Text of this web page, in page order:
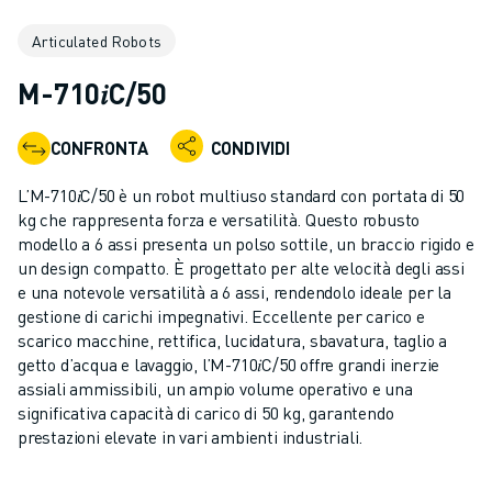
GAMMA ROBOTICA
ACCESSORI PER ROBOT
SOFTWARE ROBOTICO
SOFTWARE DI SIMULAZIONE
PRODOTTI DI ROBOTICA PER EDUCATION
AUTOMAZIONE ROBOTICA
ROBOT DI SALDATURA AD ARCO
ROBOT ANTROPOMORFI
SERIE ARC MATE
SERIE M-900
ROBOT DELTA
ROBOT PER ALIMENTI E CAMERE BIANCHE
ROBOT PER LA VERNICIATURA
ROBOT PER LA PALLETTIZZAZIONE
Articulated Robots
M-710𝑖C/50
CONFRONTA CONDIVIDI
L’M-710𝑖C/50 è un robot multiuso standard con portata di 50
kg che rappresenta forza e versatilità. Questo robusto
modello a 6 assi presenta un polso sottile, un braccio rigido e
un design compatto. È progettato per alte velocità degli assi
e una notevole versatilità a 6 assi, rendendolo ideale per la
gestione di carichi impegnativi. Eccellente per carico e
scarico macchine, rettifica, lucidatura, sbavatura, taglio a
getto d’acqua e lavaggio, l’M-710𝑖C/50 offre grandi inerzie
assiali ammissibili, un ampio volume operativo e una
significativa capacità di carico di 50 kg, garantendo
prestazioni elevate in vari ambienti industriali.